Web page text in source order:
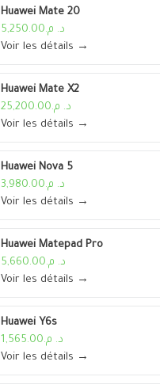
Huawei Mate 20
د. م.5,250.00
Voir les détails →
Huawei Mate X2
د. م.25,200.00
Voir les détails →
Huawei Nova 5
د. م.3,980.00
Voir les détails →
Huawei Matepad Pro
د. م.5,660.00
Voir les détails →
Huawei Y6s
د. م.1,565.00
Voir les détails →